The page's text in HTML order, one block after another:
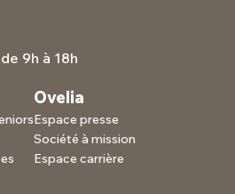
9h à 18h
Ovelia
Espace presse
Société à mission
Espace carrière